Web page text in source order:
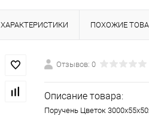
ХАРАКТЕРИСТИКИ ПОХОЖИЕ
Отзывов: 0
Описание товара:
Поручень Цветок